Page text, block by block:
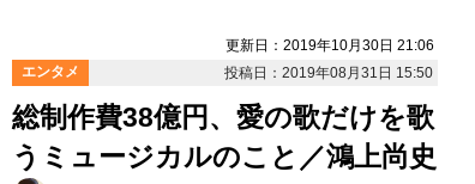
更新日：2019年10月30日 21:06
エンタメ
投稿日：2019年08月31日 15:50
総制作費38億円、愛の歌だけを歌
うミュージカルのこと／鴻上尚史